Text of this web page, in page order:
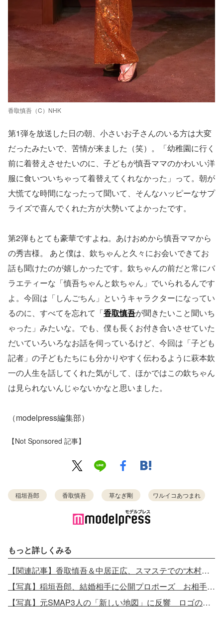
香取慎吾（C）NHK
第1弾を放送した日の朝、小さいお子さんのいる方は大変
だったみたいで、苦情が来ました（笑）。「幼稚園に行く
前に着替えさせたいのに、子どもが慎吾ママのかわいい洋
服に食いついちゃって着替えてくれなかった」って。朝が
大慌てな時間になったって聞いて、そんなハッピーなサプ
ライズで喜んでくれた方が大勢いてよかったです。
第2弾もとても豪華ですよね。あけおめから慎吾ママから
の秀吉様。 あと僕は、欽ちゃんと久々にお会いできてお
話も聞けたのが嬉しかったです。欽ちゃんの前だと常にバ
ラエティーな「慎吾ちゃんと欽ちゃん」でいられるんです
よ。今回は「しんごちん」というキャラクターになってい
るのに、すべてを忘れて「香取慎吾が聞きたいこと聞いち
ゃった」みたいな。でも、僕も長くお付き合いさせていた
だいていろいろなお話を伺っているけど、今回は「子ども
記者」の子どもたちにも分かりやすく伝わるように萩本欽
一の人生を話してくれた気がして、ほかではこの欽ちゃん
は見られないんじゃないかなと思いました。
（modelpress編集部）
【Not Sponsored 記事】
稲垣吾郎 香取慎吾 草なぎ剛 ワルイコあつまれ
もっと詳しくみる
【関連記事】香取慎吾＆中居正広、スマステでの“木村拓哉へのメッセージ”が話題に「SMAP愛に溢れてる」「震えた」
【写真】稲垣吾郎、結婚相手に公開プロポーズ お相手は？
【写真】元SMAP3人の「新しい地図」に反響 ロゴの意味に憶測呼ぶ「鳥肌と涙が止まらない」